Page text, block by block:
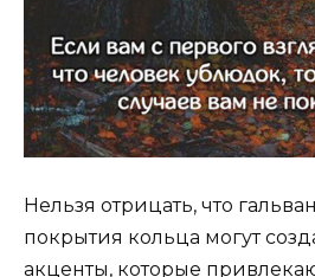
Нельзя отрицать, что
покрытия кольца могут
акценты, которые